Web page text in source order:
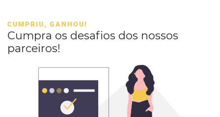
CUMPRIU, GANHOU!
Cumpra os desafios dos nossos
parceiros!